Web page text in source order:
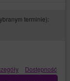
preferences/.
które
terminie):
Dostępność